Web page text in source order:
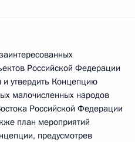
Российской Федерации
утвердить Концепцию
малочисленных народов
Российской Федерации
план мероприятий
предусмотрев